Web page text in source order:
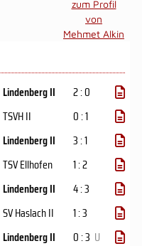
zum Profil
von
Mehmet Alkin
Lindenberg II
2 : 0
TSVH II
0 : 1
Lindenberg II
3 : 1
TSV Ellhofen
1 : 2
Lindenberg II
4 : 3
SV Haslach II
1 : 3
Lindenberg II 0 : 3 U